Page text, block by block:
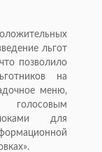
льгот
позволило
на
меню,
голосовым
для